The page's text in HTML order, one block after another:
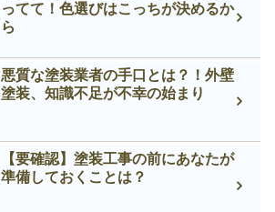
ってて！色選びはこっちが決めるか
ら
悪質な塗装業者の手口とは？！外壁
塗装、知識不足が不幸の始まり
【要確認】塗装工事の前にあなたが
準備しておくことは？